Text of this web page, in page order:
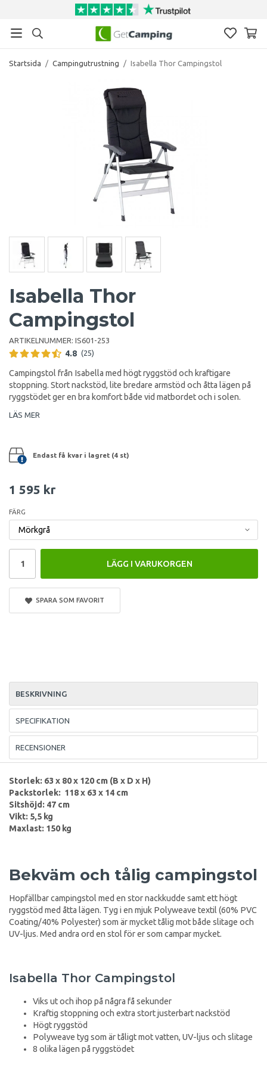
Startsida / Campingutrustning / Isabella Thor Campingstol
Isabella Thor
Campingstol
ARTIKELNUMMER: IS601-253
4.8 (25)
Campingstol från Isabella med högt ryggstöd och kraftigare
stoppning. Stort nackstöd, lite bredare armstöd och åtta lägen på
ryggstödet ger en bra komfort både vid matbordet och i solen.
LÄS MER
Endast få kvar i lagret (4 st)
1 595 kr
FÄRG
LÄGG I VARUKORGEN
SPARA SOM FAVORIT
BESKRIVNING
SPECIFIKATION
RECENSIONER
Storlek: 63 x 80 x 120 cm (B x D x H)
Packstorlek: 118 x 63 x 14 cm
Sitshöjd: 47 cm
Vikt: 5,5 kg
Maxlast: 150 kg
Bekväm och tålig campingstol
Hopfällbar campingstol med en stor nackkudde samt ett högt
ryggstöd med åtta lägen. Tyg i en mjuk Polyweave textil (60% PVC
Coating/40% Polyester) som är mycket tålig mot både slitage och
UV-ljus. Med andra ord en stol för er som campar mycket.
Isabella Thor Campingstol
Viks ut och ihop på några få sekunder
Kraftig stoppning och extra stort justerbart nackstöd
Högt ryggstöd
Polyweave tyg som är tåligt mot vatten, UV-ljus och slitage
8 olika lägen på ryggstödet